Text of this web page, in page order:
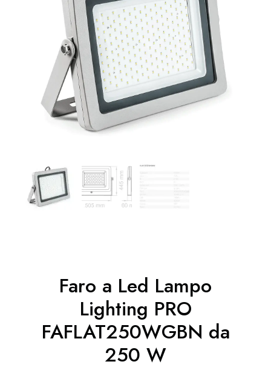
Faro a Led Lampo
Lighting PRO
FAFLAT250WGBN da
250 W